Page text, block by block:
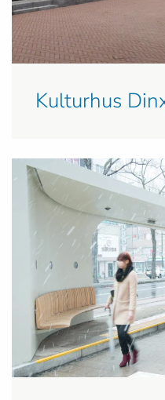
Kulturhus